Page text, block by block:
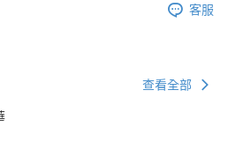
客服
查看全部